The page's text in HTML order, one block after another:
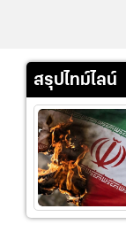
สรุปไทม์ไลน์